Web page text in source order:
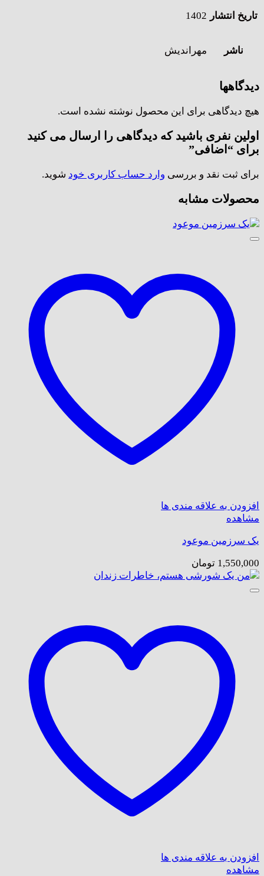
تاریخ انتشار 1402
ناشر مهراندیش
دیدگاهها
هیچ دیدگاهی برای این محصول نوشته نشده است.
اولین نفری باشید که دیدگاهی را ارسال می کنید
برای “اضافی”
برای ثبت نقد و بررسی وارد حساب کاربری خود شوید.
محصولات مشابه
افزودن به علاقه مندی ها
مشاهده
یک سرزمین موعود
1,550,000 تومان
افزودن به علاقه مندی ها
مشاهده